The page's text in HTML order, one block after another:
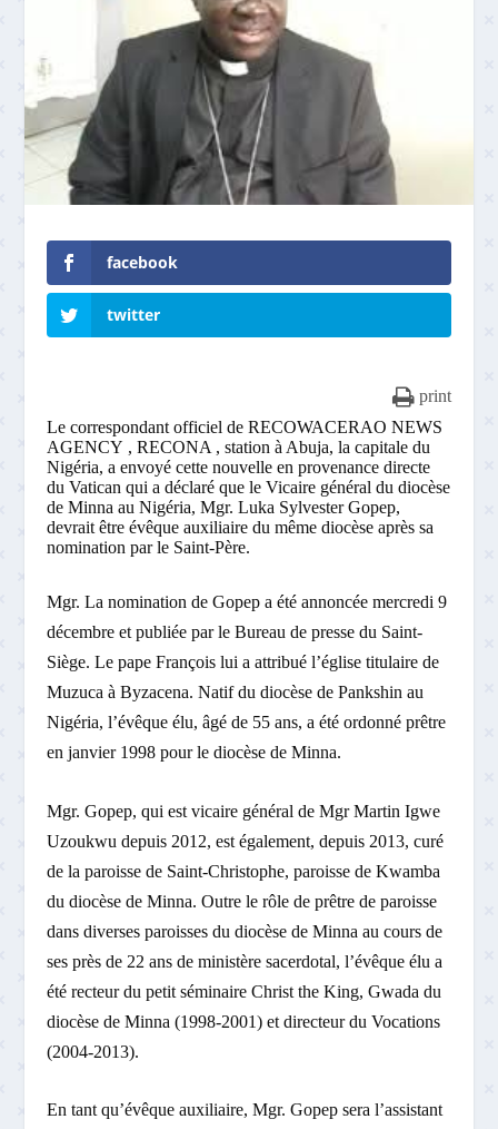
facebook
twitter
print
Le correspondant officiel de RECOWACERAO NEWS
AGENCY , RECONA , station à Abuja, la capitale du
Nigéria, a envoyé cette nouvelle en provenance directe
du Vatican qui a déclaré que le Vicaire général du diocèse
de Minna au Nigéria, Mgr. Luka Sylvester Gopep,
devrait être évêque auxiliaire du même diocèse après sa
nomination par le Saint-Père.
Mgr. La nomination de Gopep a été annoncée mercredi 9
décembre et publiée par le Bureau de presse du Saint-
Siège. Le pape François lui a attribué l’église titulaire de
Muzuca à Byzacena. Natif du diocèse de Pankshin au
Nigéria, l’évêque élu, âgé de 55 ans, a été ordonné prêtre
en janvier 1998 pour le diocèse de Minna.
Mgr. Gopep, qui est vicaire général de Mgr Martin Igwe
Uzoukwu depuis 2012, est également, depuis 2013, curé
de la paroisse de Saint-Christophe, paroisse de Kwamba
du diocèse de Minna. Outre le rôle de prêtre de paroisse
dans diverses paroisses du diocèse de Minna au cours de
ses près de 22 ans de ministère sacerdotal, l’évêque élu a
été recteur du petit séminaire Christ the King, Gwada du
diocèse de Minna (1998-2001) et directeur du Vocations
(2004-2013).
En tant qu’évêque auxiliaire, Mgr. Gopep sera l’assistant